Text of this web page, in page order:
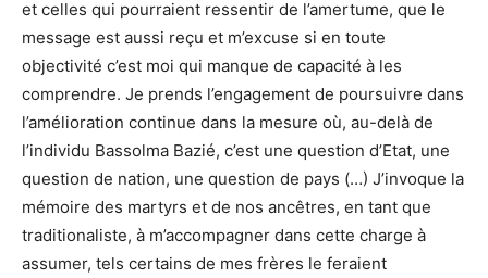
et celles qui pourraient ressentir de l’amertume, que le
message est aussi reçu et m’excuse si en toute
objectivité c’est moi qui manque de capacité à les
comprendre. Je prends l’engagement de poursuivre dans
l’amélioration continue dans la mesure où, au-delà de
l’individu Bassolma Bazié, c’est une question d’Etat, une
question de nation, une question de pays (…) J’invoque la
mémoire des martyrs et de nos ancêtres, en tant que
traditionaliste, à m’accompagner dans cette charge à
assumer, tels certains de mes frères le feraient